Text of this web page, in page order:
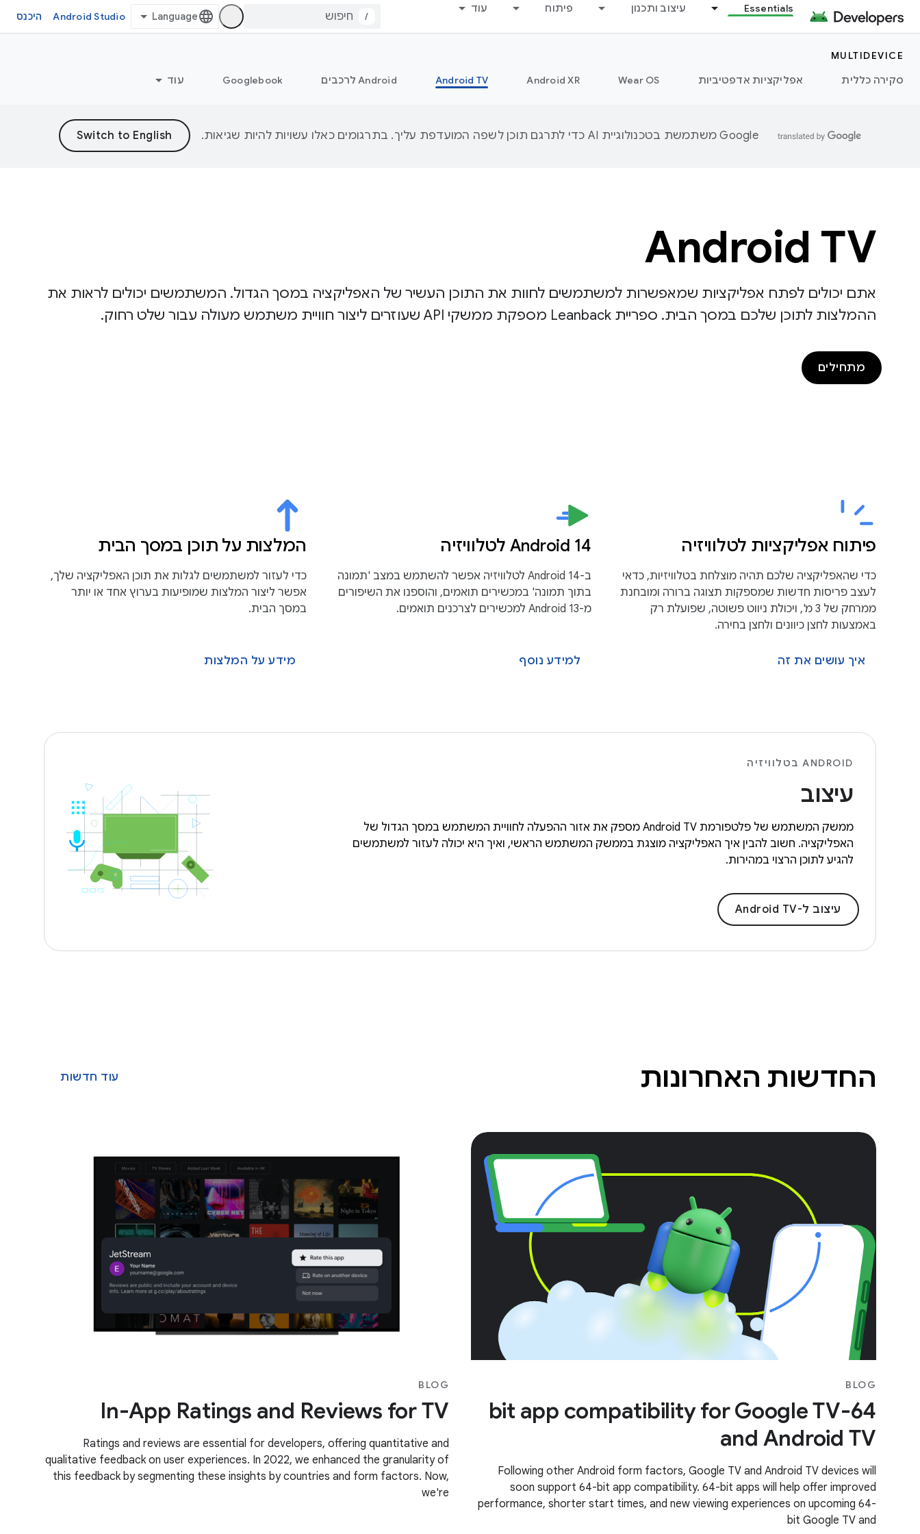
Essentials עיצוב ותכנון פיתוח עוד
/
Android Studio היכנס
MULTIDEVICE
סקירה כללית
אפליקציות אדפטיביות Wear OS
Android XR
Android TV ‫Android לרכבים Googlebook עוד
‫Google משתמשת בטכנולוגיית AI כדי לתרגם תוכן לשפה המועדפת עליך. בתרגומים כאלו עשויות להיות שגיאות.
Android TV
אתם יכולים לפתח אפליקציות שמאפשרות למשתמשים לחוות את התוכן העשיר של האפליקציה במסך הגדול. המשתמשים יכולים לראות את
ההמלצות לתוכן שלכם במסך הבית. ספריית Leanback מספקת ממשקי API שעוזרים ליצור חוויית משתמש מעולה עבור שלט רחוק.
מתחילים
פיתוח אפליקציות לטלוויזיה
כדי שהאפליקציה שלכם תהיה מוצלחת בטלוויזיות, כדאי
לעצב פריסות חדשות שמספקות תצוגה ברורה ומובחנת
ממרחק של 3 מ', ויכולת ניווט פשוטה, שפועלת רק
באמצעות לחצן כיוונים ולחצן בחירה.
איך עושים את זה
Android 14 לטלוויזיה
ב-Android 14 לטלוויזיה אפשר להשתמש במצב 'תמונה
בתוך תמונה' במכשירים תואמים, והוספנו את השיפורים
מ-Android 13 למכשירים לצרכנים תואמים.
למידע נוסף
המלצות על תוכן במסך הבית
כדי לעזור למשתמשים לגלות את תוכן האפליקציה שלך,
אפשר ליצור המלצות שמופיעות בערוץ אחד או יותר
במסך הבית.
מידע על המלצות
ANDROID בטלוויזיה
עיצוב
ממשק המשתמש של פלטפורמת Android TV מספק את אזור ההפעלה לחוויית המשתמש במסך הגדול של
האפליקציה. חשוב להבין איך האפליקציה מוצגת בממשק המשתמש הראשי, ואיך היא יכולה לעזור למשתמשים
להגיע לתוכן הרצוי במהירות.
עיצוב ל-Android TV
החדשות האחרונות עוד חדשות
BLOG
64-bit app compatibility for Google TV
and Android TV
Following other Android form factors, Google TV and Android TV devices will
soon support 64-bit app compatibility. 64-bit apps will help offer improved
performance, shorter start times, and new viewing experiences on upcoming 64-
bit Google TV and
BLOG
In-App Ratings and Reviews for TV
Ratings and reviews are essential for developers, offering quantitative and
qualitative feedback on user experiences. In 2022, we enhanced the granularity of
this feedback by segmenting these insights by countries and form factors. Now,
we're